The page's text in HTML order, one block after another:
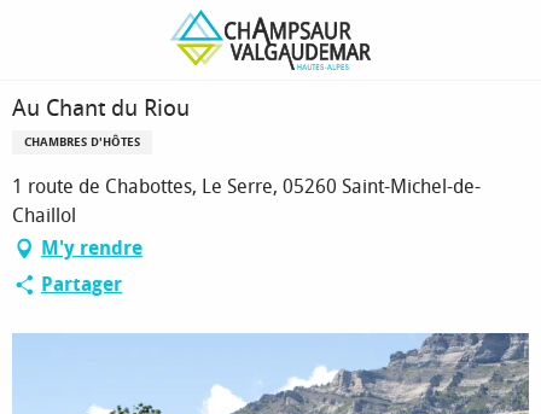
principal
Au Chant du Riou
Au Chant du Riou
CHAMBRES D'HÔTES
1 route de Chabottes, Le Serre, 05260 Saint-Michel-de-
Chaillol
M'y rendre
Partager